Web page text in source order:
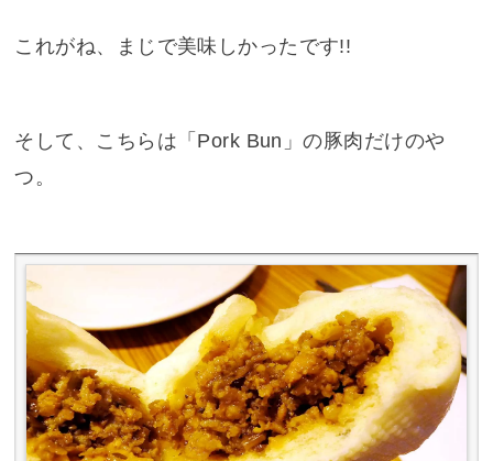
これがね、まじで美味しかったです!!
そして、こちらは「Pork Bun」の豚肉だけのや
つ。